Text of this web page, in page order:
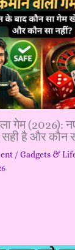
गेम (2026):
है और कौन
/ Gadgets &